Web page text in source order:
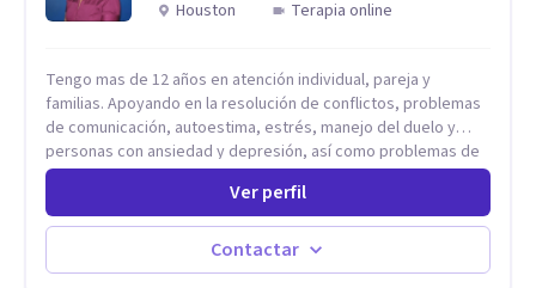
Houston
Terapia online
Tengo mas de 12 años en atención individual, pareja y
familias. Apoyando en la resolución de conflictos, problemas
de comunicación, autoestima, estrés, manejo del duelo y
personas con ansiedad y depresión, así como problemas de
conducta y comportamiento. Desarrollo de personas
Estableciendo metas a corto y largo plazo, es vital para la
vida de cada uno tener su propia vision.
Ver perfil
Contactar